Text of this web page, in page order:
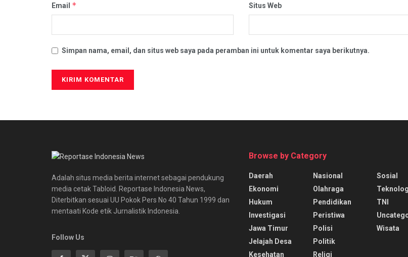
Email * Situs Web
Simpan nama, email, dan situs web saya pada peramban ini untuk komentar saya berikutnya.
Adalah situs media berita internet sebagai pendukung
media cetak Tabloid. Reportase Indonesia News,
Diterbitkan sesuai UU Pokok Pers No 40 Tahun 1999 dan
mentaati Kode etik Jurnalistik Indonesia.
Follow Us
Browse by Category
Daerah
Ekonomi
Hukum
Investigasi
Jawa Timur
Jelajah Desa
Kesehatan
Nasional
Olahraga
Pendidikan
Peristiwa
Polisi
Politik
Religi
Sosial
TNI
Wisata